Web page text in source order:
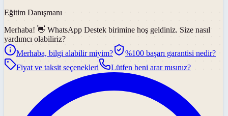
Eğitim Danışmanı
Merhaba! 👋 WhatsApp Destek birimine hoş geldiniz. Size nasıl
yardımcı olabiliriz?
Merhaba, bilgi alabilir miyim?
%100 başarı garantisi nedir?
Fiyat ve taksit seçenekleri
Lütfen beni arar mısınız?